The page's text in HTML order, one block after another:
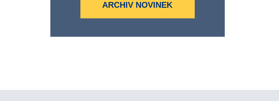
ARCHIV NOVINEK